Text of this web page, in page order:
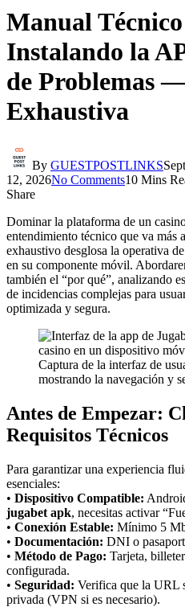
Manual
Instalando la
de Problemas
Exhaustiva
By GUESTPOSTLINKS
12, 2026No Comments10 Mins
Share
Dominar la plataforma de un
entendimiento técnico que va más
exhaustivo desglosa la operativa de
en su componente móvil.
también el “por qué”, analizando
de incidencias complejas para
optimizada y segura.
Captura de la interfaz de
mostrando la navegación y
Antes de Empezar:
Requisitos Técnicos
Para garantizar una experiencia
esenciales:
• Dispositivo Compatible:
jugabet apk, necesitas activar
• Conexión Estable: Mínimo 5
• Documentación: DNI o
• Método de Pago: Tarjeta,
configurada.
• Seguridad: Verifica que la URL
privada (VPN si es necesario).